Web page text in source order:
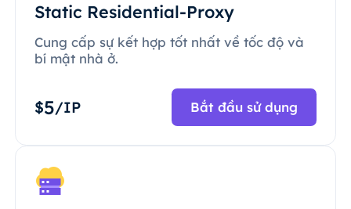
Static Residential-Proxy
Cung cấp sự kết hợp tốt nhất về tốc độ và
bí mật nhà ở.
$5/IP Bắt đầu sử dụng